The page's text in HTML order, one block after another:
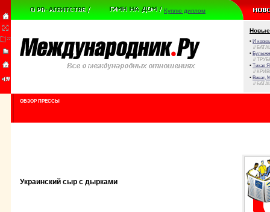
Куплю диплом
Новые
• И
//
•
//
• Тихая
//
• Виват,
//
ОБЗОР ПРЕССЫ
Украинский сыр с дырками